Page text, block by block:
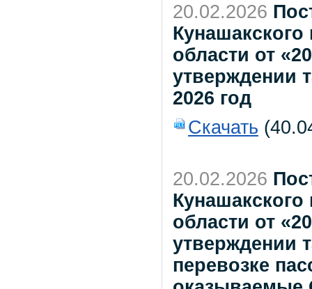
20.02.2026
области от
утверждении
2026 год
Скачать
20.02.2026
области от
утверждении
перевозке